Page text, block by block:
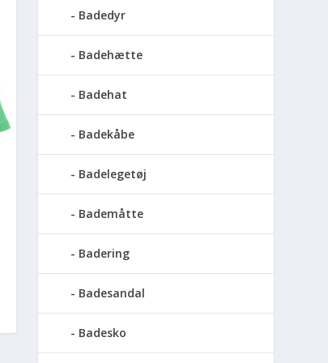
Badedyr
Badehætte
Badehat
Badekåbe
Badelegetøj
Bademåtte
Badering
Badesandal
Badesko